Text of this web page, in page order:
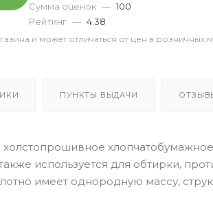
Сумма оценок — 100
Рейтинг — 4.38
и может отличаться от цен в розничных
ПУНКТЫ ВЫДАЧИ
холстопрошивное
используется для обтирки,
имеет однородную массу,